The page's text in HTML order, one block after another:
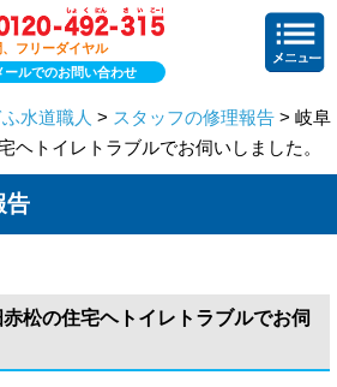
フリーダイヤル
ールでのお問い合わせ
水道職人 > スタッフの修理報告 > 岐阜
ヘトイレトラブルでお伺いしました。
告
松の住宅ヘトイレトラブルでお伺